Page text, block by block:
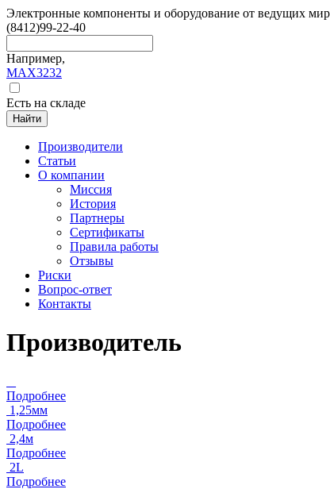
Электронные компоненты и оборудование от ведущих
(8412)99-22-40
Например,
MAX3232
Есть на складе
Найти
Производители
Статьи
О компании
Миссия
История
Партнеры
Сертификаты
Правила работы
Отзывы
Риски
Вопрос-ответ
Контакты
Производитель
Подробнее
1,25мм
Подробнее
2,4м
Подробнее
2L
Подробнее